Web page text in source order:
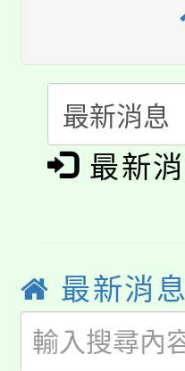
程，歡
心理、
系所師
縣市「
門員」
踴躍報
桃園市
要點
「桃園
展演活
115年
義教育
公告本
生本土
公告本
代理(課
公告本
最新
最新消